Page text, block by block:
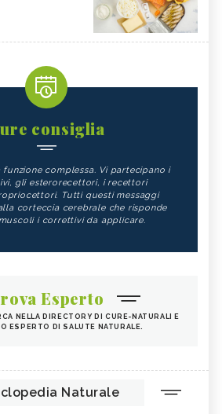
consiglia
complessa. Vi partecipano i
gli esterorecettori, i recettori
Tutti questi messaggi
corteccia cerebrale che risponde
i correttivi da applicare.
Esperto
NELLA DIRECTORY DI CURE-NATURALI E
ESPERTO DI SALUTE NATURALE.
Naturale